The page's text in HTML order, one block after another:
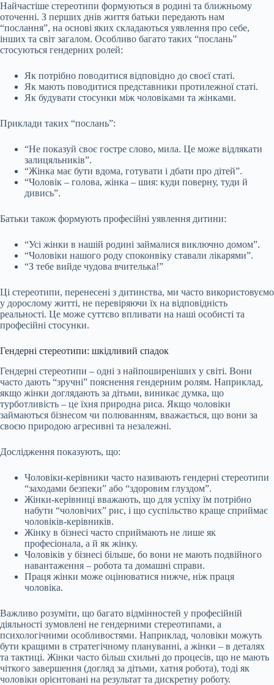
Найчастіше стереотипи формуються в родині та ближньому
оточенні. З перших днів життя батьки передають нам
“послання”, на основі яких складаються уявлення про себе,
інших та світ загалом. Особливо багато таких “послань”
стосуються гендерних ролей:
Як потрібно поводитися відповідно до своєї статі.
Як мають поводитися представники протилежної статі.
Як будувати стосунки між чоловіками та жінками.
Приклади таких “послань”:
“Не показуй своє гостре слово, мила. Це може відлякати
залицяльників”.
“Жінка має бути вдома, готувати і дбати про дітей”.
“Чоловік – голова, жінка – шия: куди поверну, туди й
дивись”.
Батьки також формують професійні уявлення дитини:
“Усі жінки в нашій родині займалися виключно домом”.
“Чоловіки нашого роду споконвіку ставали лікарями”.
“З тебе вийде чудова вчителька!”
Ці стереотипи, перенесені з дитинства, ми часто використовуємо
у дорослому житті, не перевіряючи їх на відповідність
реальності. Це може суттєво впливати на наші особисті та
професійні стосунки.
Гендерні стереотипи: шкідливий спадок
Гендерні стереотипи – одні з найпоширеніших у світі. Вони
часто дають “зручні” пояснення гендерним ролям. Наприклад,
якщо жінки доглядають за дітьми, виникає думка, що
турботливість – це їхня природна риса. Якщо чоловіки
займаються бізнесом чи полюванням, вважається, що вони за
своєю природою агресивні та незалежні.
Дослідження показують, що:
Чоловіки-керівники часто називають гендерні стереотипи
“заходами безпеки” або “здоровим глуздом”.
Жінки-керівниці вважають, що для успіху їм потрібно
набути “чоловічих” рис, і що суспільство краще сприймає
чоловіків-керівників.
Жінку в бізнесі часто сприймають не лише як
професіонала, а й як жінку.
Чоловіків у бізнесі більше, бо вони не мають подвійного
навантаження – робота та домашні справи.
Праця жінки може оцінюватися нижче, ніж праця
чоловіка.
Важливо розуміти, що багато відмінностей у професійній
діяльності зумовлені не гендерними стереотипами, а
психологічними особливостями. Наприклад, чоловіки можуть
бути кращими в стратегічному плануванні, а жінки – в деталях
та тактиці. Жінки часто більш схильні до процесів, що не мають
чіткого завершення (догляд за дітьми, хатня робота), тоді як
чоловіки орієнтовані на результат та дискретну роботу.